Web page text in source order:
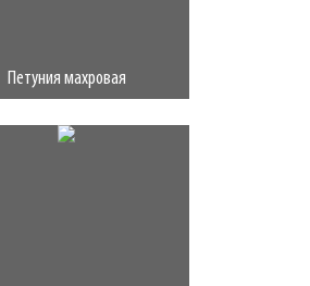
Петуния махровая